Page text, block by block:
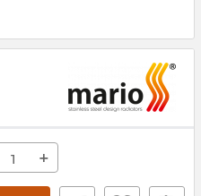
+